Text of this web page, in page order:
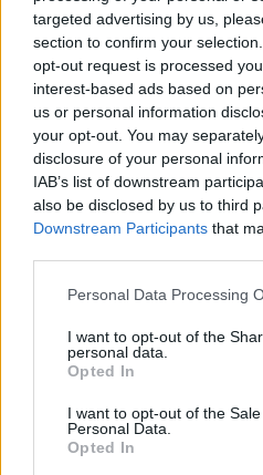
targeted advertising by us,
section to confirm your
opt-out request is processed
interest-based ads based on
us or personal information
your opt-out. You may
disclosure of your personal
IAB’s list of downstream
also be disclosed by us to third
Downstream Participants that
Please note that this website/
not limited to your visit or usage
grant or deny consent to
use your data for below
consent section.
Personal Data Processing
I want to opt-out of the
personal data.
Opted In
I want to opt-out of the
Personal Data.
Opted In
Καλαμάτα
Ηρακλής
Μπαρτσελόνα
Ρεάλ Μαδρίτης
Μάντσεστερ Σίτι
Λίβερπουλ
τραγουδιών.
Μαζί με το τραγούδι,
δικό τους μήνυμα, το
μπάντα πάνω στη σκηνή,
ακόμη πιο προσωπική &
Από τραπέζι σε τραπέζι, οι
αφορμή για γέλια,
γνωριμίες - κάθε βραδιά
soundtrack.
σκηνής, όσες παρέες
κάνοντας tag το Ούζο
ένα δεύτερο καραφάκι
Οι πρώτες μουσικές